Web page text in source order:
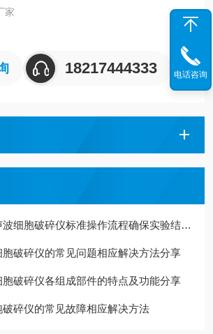
家
18217444333
胞破碎仪标准操作流程确保实验结果的稳定性
破碎仪的常见问题相应解决方法分享
破碎仪各组成部件的特点及功能分享
碎仪的常见故障相应解决方法
电话咨询